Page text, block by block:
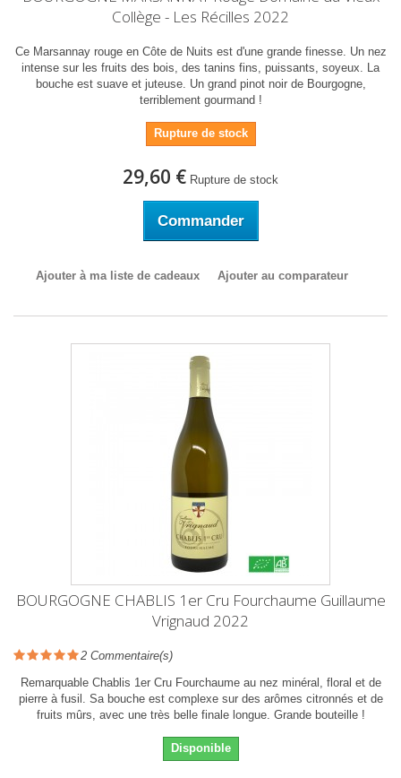
Collège - Les Récilles 2022
Ce Marsannay rouge en Côte de Nuits est d'une grande finesse. Un nez
intense sur les fruits des bois, des tanins fins, puissants, soyeux. La
bouche est suave et juteuse. Un grand pinot noir de Bourgogne,
terriblement gourmand !
Rupture de stock
29,60 € Rupture de stock
Commander
Ajouter à ma liste de cadeaux Ajouter au comparateur
BOURGOGNE CHABLIS 1er Cru Fourchaume Guillaume
Vrignaud 2022
2 Commentaire(s)
Remarquable Chablis 1er Cru Fourchaume au nez minéral, floral et de
pierre à fusil. Sa bouche est complexe sur des arômes citronnés et de
fruits mûrs, avec une très belle finale longue. Grande bouteille !
Disponible